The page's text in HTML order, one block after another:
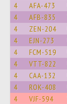
4 AFA-473
4 AFB-835
4 ZEN-204
4 EJN-273
4 FCM-519
4 VTT-822
4 CAA-132
4 ROK-408
4 VJF-594